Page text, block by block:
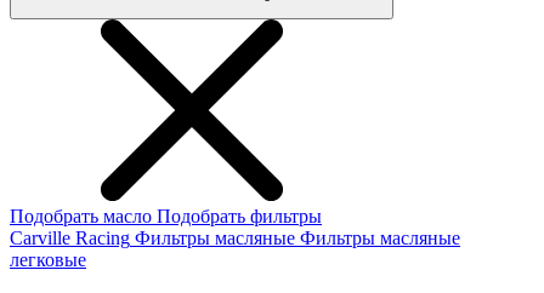
Подобрать масло Подобрать фильтры
Carville Racing Фильтры масляные Фильтры масляные
легковые